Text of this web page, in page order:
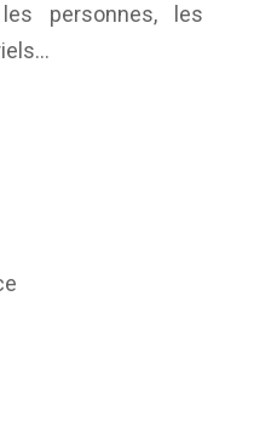
personnes, les